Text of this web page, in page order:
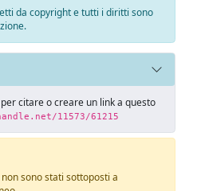
da copyright e tutti i diritti sono
citare o creare un link a questo
11573/61215
sono stati sottoposti a